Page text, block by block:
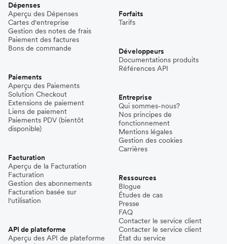
Dépenses
Aperçu des Dépenses
Cartes d'entreprise
Gestion des notes de frais
Paiement des factures
Bons de commande
Paiements
Aperçu des Paiements
Solution Checkout
Extensions de paiement
Liens de paiement
Paiements PDV (bientôt
disponible)
Facturation
Aperçu de la Facturation
Facturation
Gestion des abonnements
Facturation basée sur
l'utilisation
API de plateforme
Aperçu des API de plateforme
Forfaits
Tarifs
Développeurs
Documentations produits
Références API
Entreprise
Qui sommes-nous?
Nos principes de
fonctionnement
Mentions légales
Gestion des cookies
Carrières
Ressources
Blogue
Études de cas
Presse
FAQ
Contacter le service client
Contacter le service client
État du service